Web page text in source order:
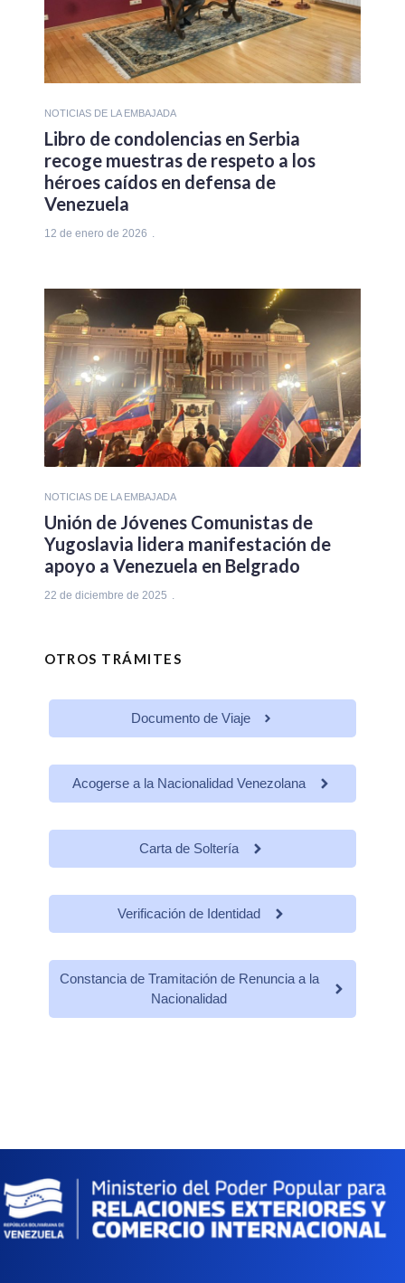
NOTICIAS DE LA EMBAJADA
Libro de condolencias en Serbia
recoge muestras de respeto a los
héroes caídos en defensa de
Venezuela
12 de enero de 2026
NOTICIAS DE LA EMBAJADA
Unión de Jóvenes Comunistas de
Yugoslavia lidera manifestación de
apoyo a Venezuela en Belgrado
22 de diciembre de 2025
OTROS TRÁMITES
Documento de Viaje
Acogerse a la Nacionalidad Venezolana
Carta de Soltería
Verificación de Identidad
Constancia de Tramitación de Renuncia a la
Nacionalidad